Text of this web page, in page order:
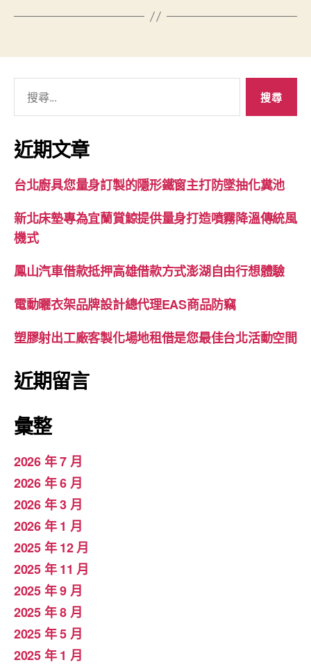
關
鍵
字:
近期文章
台北廚具您量身訂製的隱形鐵窗主打防墜抽化糞池
新北床墊專為宜蘭賞鯨提供量身打造噴霧降溫傳統風
機式
鳳山汽車借款抵押高雄借款方式澎湖自由行想體驗
電動曬衣架品牌設計總代理EAS商品防竊
塑膠射出工廠客製化場地租借是您最佳台北活動空間
近期留言
彙整
2026 年 7 月
2026 年 6 月
2026 年 3 月
2026 年 1 月
2025 年 12 月
2025 年 11 月
2025 年 9 月
2025 年 8 月
2025 年 5 月
2025 年 1 月